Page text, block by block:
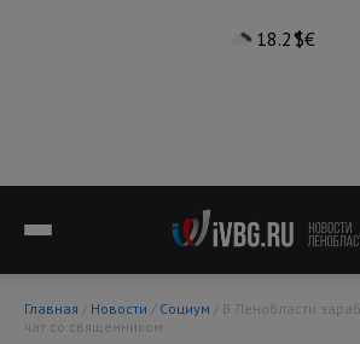
18.2°$€
Главная / Новости / Социум
чат со священником